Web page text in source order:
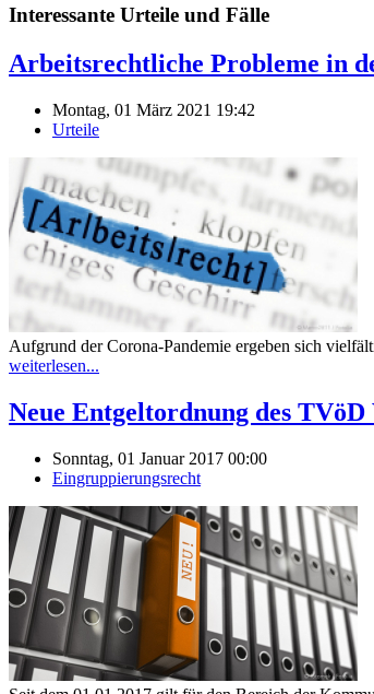
Interessante Urteile und Fälle
Arbeitsrechtliche Probleme in
Montag, 01 März 2021 19:42
Urteile
Aufgrund der Corona-Pandemie ergeben sich
weiterlesen...
Neue Entgeltordnung des
Sonntag, 01 Januar 2017 00:00
Eingruppierungsrecht